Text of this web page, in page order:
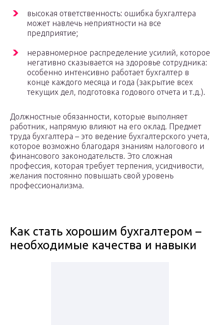
высокая ответственность: ошибка бухгалтера
может навлечь неприятности на все
предприятие;
неравномерное распределение усилий, которое
негативно сказывается на здоровье сотрудника:
особенно интенсивно работает бухгалтер в
конце каждого месяца и года (закрытие всех
текущих дел, подготовка годового отчета и т.д.).
Должностные обязанности, которые выполняет
работник, напрямую влияют на его оклад. Предмет
труда бухгалтера – это ведение бухгалтерского учета,
которое возможно благодаря знаниям налогового и
финансового законодательств. Это сложная
профессия, которая требует терпения, усидчивости,
желания постоянно повышать свой уровень
профессионализма.
Как стать хорошим бухгалтером –
необходимые качества и навыки